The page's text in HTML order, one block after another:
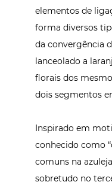
elementos de
forma diversos
da convergência
lanceolado a
florais dos
dois segmentos
Inspirado em
conhecido como
comuns na
sobretudo no